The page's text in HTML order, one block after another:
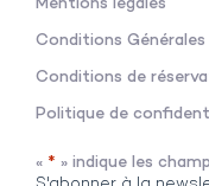
Mentions légales
Conditions Générales
Conditions de
Politique de
« * » indique les